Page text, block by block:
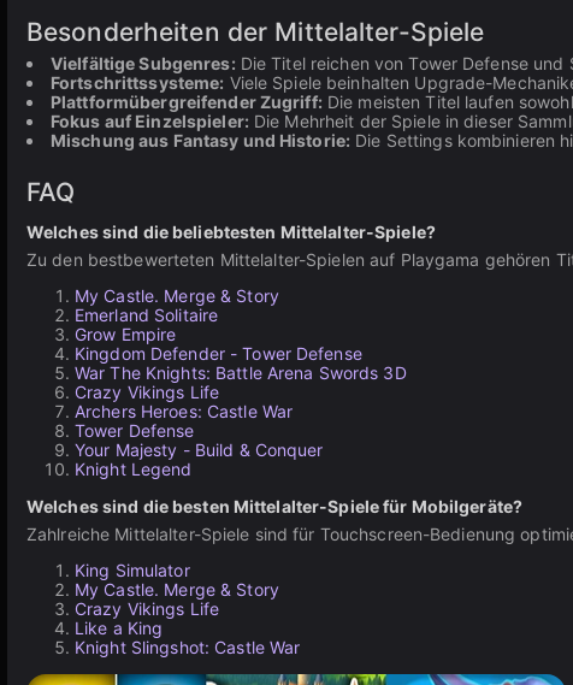
Besonderheiten der Mittelalter-Spiele
Vielfältige Subgenres: Die Titel reichen von Tower Defense
Fortschrittssysteme: Viele Spiele beinhalten Upgrade-
Plattformübergreifender Zugriff: Die meisten Titel laufen
Fokus auf Einzelspieler: Die Mehrheit der Spiele in dieser
Mischung aus Fantasy und Historie: Die Settings kombinieren
FAQ
Welches sind die beliebtesten Mittelalter-Spiele?
Zu den bestbewerteten Mittelalter-Spielen auf Playgama gehören
My Castle. Merge & Story
Emerland Solitaire
Grow Empire
Kingdom Defender - Tower Defense
War The Knights: Battle Arena Swords 3D
Crazy Vikings Life
Archers Heroes: Castle War
Tower Defense
Your Majesty - Build & Conquer
Knight Legend
Welches sind die besten Mittelalter-Spiele für Mobilgeräte?
Zahlreiche Mittelalter-Spiele sind für Touchscreen-Bedienung
King Simulator
My Castle. Merge & Story
Crazy Vikings Life
Like a King
Knight Slingshot: Castle War